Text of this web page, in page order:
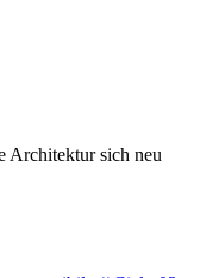
Architektur sich neu